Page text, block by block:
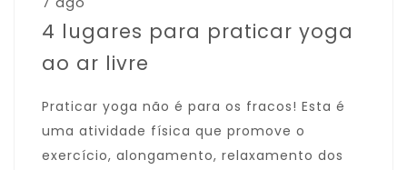
4 lugares para praticar yoga
ao ar livre
Praticar yoga não é para os fracos! Esta é
uma atividade física que promove o
exercício, alongamento, relaxamento dos